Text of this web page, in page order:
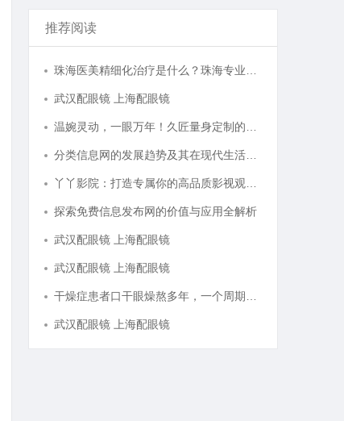
推荐阅读
武汉配眼镜 上海配眼镜
探索免费信息发布网的价值与应用全解析
武汉配眼镜 上海配眼镜
武汉配眼镜 上海配眼镜
武汉配眼镜 上海配眼镜